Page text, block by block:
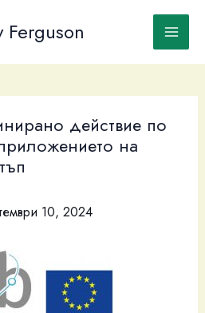
Ferguson
действие по
на
10, 2024